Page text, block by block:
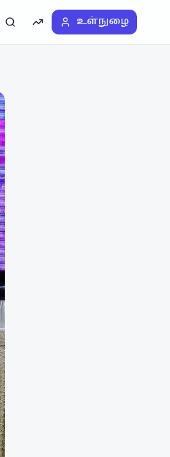
தேடல்டிரெண்டிங்உள்நுழை